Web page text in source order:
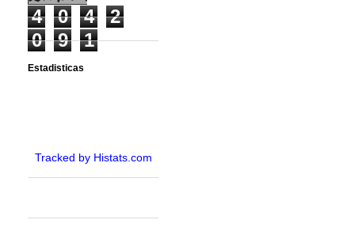
4 0 4
2
0
9 1
Estadisticas
Tracked by Histats.com